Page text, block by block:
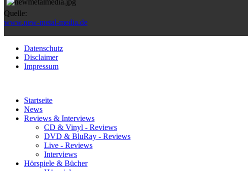
Quelle:
www.new-metal-media.de
Datenschutz
Disclaimer
Impressum
Startseite
News
Reviews & Interviews
CD & Vinyl - Reviews
DVD & BluRay - Reviews
Live - Reviews
Interviews
Hörspiele & Bücher